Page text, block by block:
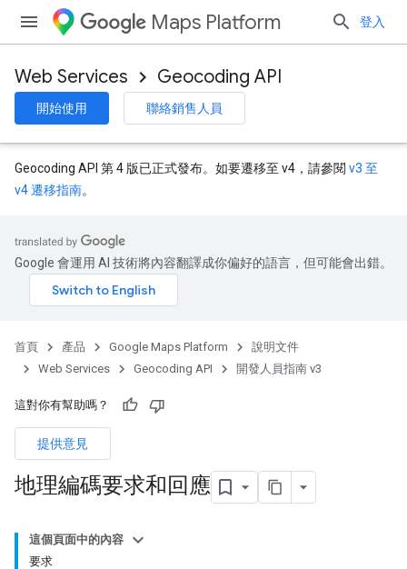
Maps Platform 登入
Web Services Geocoding API
開始使用 聯絡銷售人員
Geocoding API 第 4 版已正式發布。如要遷移至 v4，請參閱 v3 至
v4 遷移指南。
Google 會運用 AI 技術將內容翻譯成你偏好的語言，但可能會出錯。
首頁 產品 Google Maps Platform
說明文件
Web Services
Geocoding API 開發人員指南 v3
這對你有幫助嗎？
提供意見
地理編碼要求和回應
這個頁面中的內容
要求